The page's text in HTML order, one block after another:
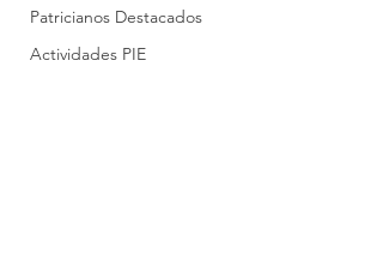
Patricianos Destacados
Actividades PIE